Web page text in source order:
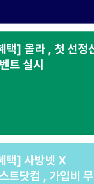
택] 올라 , 첫 선정
트 실시
택] 사방넷 X
트닷컴 , 가입비